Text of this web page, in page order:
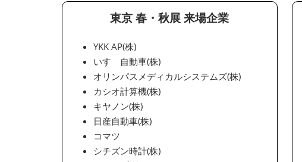
東京 春・秋展 来場企業
YKK AP(株)
いすゞ自動車(株)
オリンパスメディカルシステムズ(株)
カシオ計算機(株)
キヤノン(株)
日産自動車(株)
コマツ
シチズン時計(株)